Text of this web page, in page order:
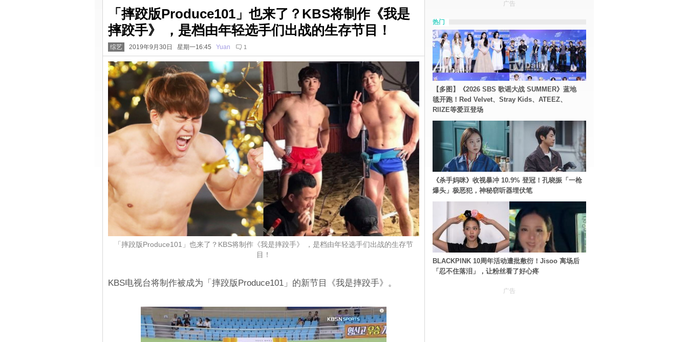
「摔跤版Produce101」也来了？KBS将制作《我是
摔跤手》 ，是档由年轻选手们出战的生存节目！
综艺 2019年9月30日 星期一16:45 Yuan 1
「摔跤版Produce101」也来了？KBS将制作《我是摔跤手》 ，是档由年轻选手们出战的生存节
目！
KBS电视台将制作被成为「摔跤版Produce101」的新节目《我是摔跤手》。
广告
热门
【多图】《2026 SBS 歌谣大战 SUMMER》蓝地
毯开跑！Red Velvet、Stray Kids、ATEEZ、
RIIZE等爱豆登场
《杀手妈咪》收视暴冲 10.9% 登冠！孔晓振「一枪
爆头」极恶犯，神秘窃听器埋伏笔
BLACKPINK 10周年活动遭批敷衍！Jisoo 离场后
「忍不住落泪」，让粉丝看了好心疼
广告